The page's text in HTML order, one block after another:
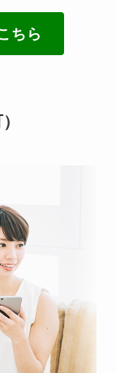
ちら